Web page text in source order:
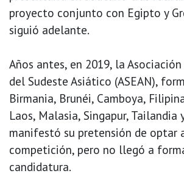
proyecto conjunto con Egipto y
siguió adelante.
Años antes, en 2019, la
del Sudeste Asiático (ASEAN),
Birmania, Brunéi, Camboya,
Laos, Malasia, Singapur, Tailandia
manifestó su pretensión de optar
competición, pero no llegó a
candidatura.